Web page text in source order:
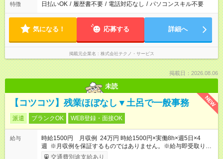
特徴 日払いOK / 履歴書不要 / 電話対応なし / パソコンスキル不要
気になる！ 応募する 詳細へ
掲載元企業名 株式会社テクノ・サービス
掲載日：2026.08.06
未読
NEW
【コツコツ】残業ほぼなし▼土呂で一般事務
派遣 ブランクOK WEB登録・面接OK
給与
時給1500円 月収例 24万円 時給1500円×実働8h×週5日×4
週 ※月収例を保証するものではありません。※給与即受取りサ
ービス利用可（利用条件有）
交通費別途支給あり